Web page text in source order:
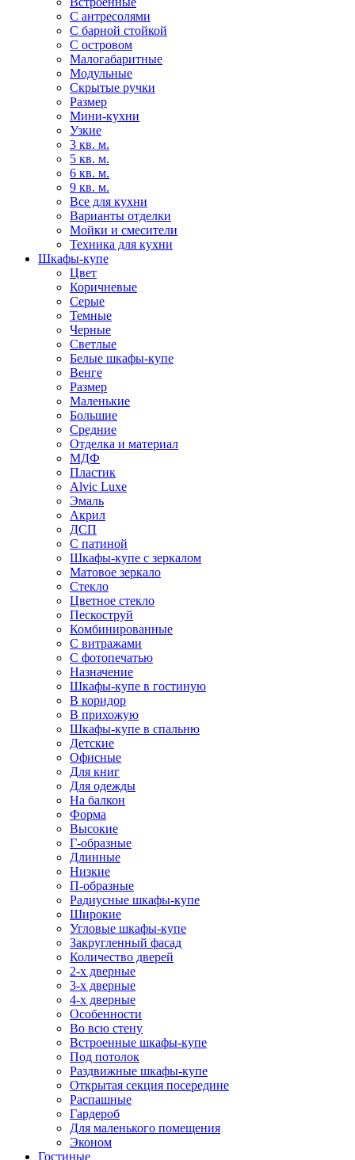
С антресолями
С барной стойкой
С островом
Малогабаритные
Модульные
Скрытые ручки
Размер
Мини-кухни
Узкие
3 кв. м.
5 кв. м.
6 кв. м.
9 кв. м.
Все для кухни
Варианты отделки
Мойки и смесители
Техника для кухни
Шкафы-купе
Цвет
Коричневые
Серые
Темные
Черные
Светлые
Белые шкафы-купе
Венге
Размер
Маленькие
Большие
Средние
Отделка и материал
МДФ
Пластик
Alvic Luxe
Эмаль
Акрил
ДСП
С патиной
Шкафы-купе с зеркалом
Матовое зеркало
Стекло
Цветное стекло
Пескоструй
Комбинированные
С витражами
С фотопечатью
Назначение
Шкафы-купе в гостиную
В коридор
В прихожую
Шкафы-купе в спальню
Детские
Офисные
Для книг
Для одежды
На балкон
Форма
Высокие
Г-образные
Длинные
Низкие
П-образные
Радиусные шкафы-купе
Широкие
Угловые шкафы-купе
Закругленный фасад
Количество дверей
2-х дверные
3-х дверные
4-х дверные
Особенности
Во всю стену
Встроенные шкафы-купе
Под потолок
Раздвижные шкафы-купе
Открытая секция посередине
Распашные
Гардероб
Для маленького помещения
Эконом
Гостиные